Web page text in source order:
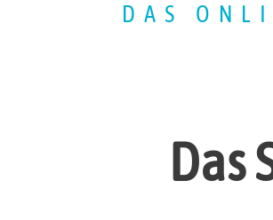
DAS
Das